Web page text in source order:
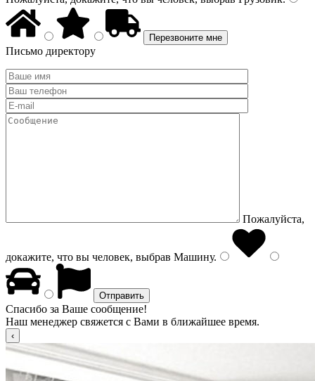
Письмо директору
Пожалуйста,
докажите, что вы человек, выбрав Машину.
Спасибо за Ваше сообщение!
Наш менеджер свяжется с Вами в ближайшее время.